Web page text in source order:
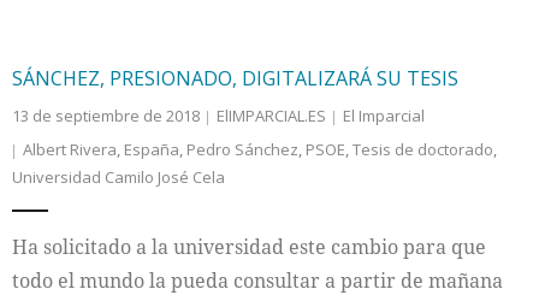
SÁNCHEZ, PRESIONADO, DIGITALIZARÁ SU TESIS
13 de septiembre de 2018 ElIMPARCIAL.ES
El Imparcial
Albert Rivera, España, Pedro Sánchez, PSOE,Tesis de doctorado,
Universidad Camilo José Cela
Ha solicitado a la universidad este cambio para que
todo el mundo la pueda consultar a partir de mañana